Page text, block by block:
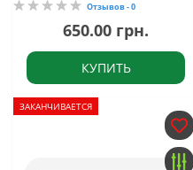
Отзывов - 0
650.00 грн.
КУПИТЬ
ЗАКАНЧИВАЕТСЯ